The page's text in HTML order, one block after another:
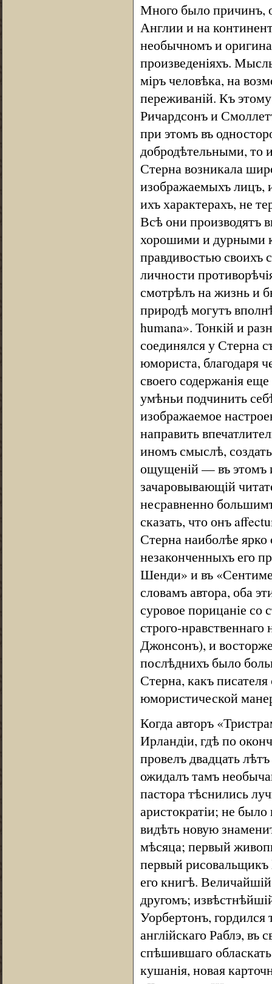
Много было причинъ,
Англии и на
необычномъ и
произведеніяхъ.
міръ человѣка, на
переживаній. Къ
Ричардсонъ и
при этомъ въ
добродѣтельными, то
Стерна возникала
изображаемыхъ лицъ,
ихъ характерахъ, не
Всѣ они производятъ
хорошими и дурными
правдивостью своихъ
личности
смотрѣлъ на жизнь и
природѣ могутъ
humana». Тонкій и
соединялся у Стерна
юмориста, благодаря
своего содержанія
умѣньи подчинить
изображаемое
направить
иномъ смыслѣ,
ощущеній — въ этомъ
зачаровывающій
несравненно
сказать, что онъ
Стерна наиболѣе
незаконченныхъ его
Шенди» и въ
словамъ автора, оба
суровое порицаніе со
строго-
Джонсонъ), и
послѣднихъ было
Стерна, какъ
юмористической
Когда авторъ
Ирландіи, гдѣ по
провелъ двадцать
ожидалъ тамъ
пастора тѣснились
аристократіи; не
видѣть новую
мѣсяца; первый
первый рисовальщикъ
его книгѣ.
другомъ;
Уорбертонъ, гордился
англійскаго Раблэ, въ
спѣшившаго
кушанія, новая